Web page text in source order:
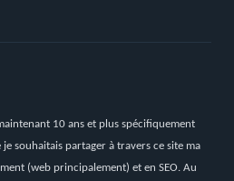
10 ans et plus spécifiquement
souhaitais partager à travers ce site ma
(web principalement) et en SEO. Au